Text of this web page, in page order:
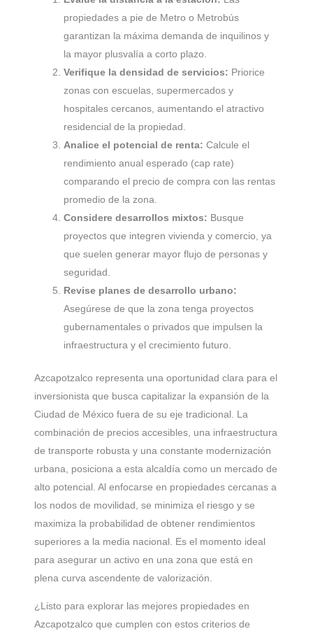
propiedades a pie de Metro o Metrobús
garantizan la máxima demanda de inquilinos y
la mayor plusvalía a corto plazo.
Verifique la densidad de servicios: Priorice
zonas con escuelas, supermercados y
hospitales cercanos, aumentando el atractivo
residencial de la propiedad.
Analice el potencial de renta: Calcule el
rendimiento anual esperado (cap rate)
comparando el precio de compra con las rentas
promedio de la zona.
Considere desarrollos mixtos: Busque
proyectos que integren vivienda y comercio, ya
que suelen generar mayor flujo de personas y
seguridad.
Revise planes de desarrollo urbano:
Asegúrese de que la zona tenga proyectos
gubernamentales o privados que impulsen la
infraestructura y el crecimiento futuro.
Azcapotzalco representa una oportunidad clara para el
inversionista que busca capitalizar la expansión de la
Ciudad de México fuera de su eje tradicional. La
combinación de precios accesibles, una infraestructura
de transporte robusta y una constante modernización
urbana, posiciona a esta alcaldía como un mercado de
alto potencial. Al enfocarse en propiedades cercanas a
los nodos de movilidad, se minimiza el riesgo y se
maximiza la probabilidad de obtener rendimientos
superiores a la media nacional. Es el momento ideal
para asegurar un activo en una zona que está en
plena curva ascendente de valorización.
¿Listo para explorar las mejores propiedades en
Azcapotzalco que cumplen con estos criterios de